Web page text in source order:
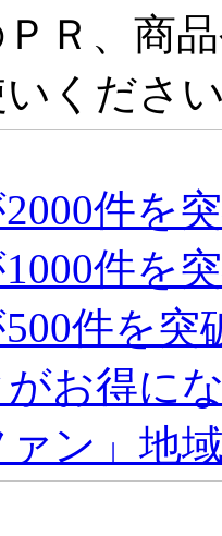
Ｒ、商
くださ
件を
件を
件を突
お得に
ァン」地